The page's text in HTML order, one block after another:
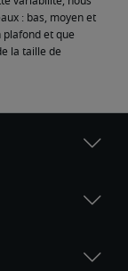
: bas, moyen et
plafond et que
la taille de